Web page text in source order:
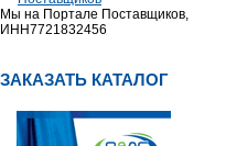
Мы на Портале Поставщиков,
ИНН7721832456
ЗАКАЗАТЬ КАТАЛОГ